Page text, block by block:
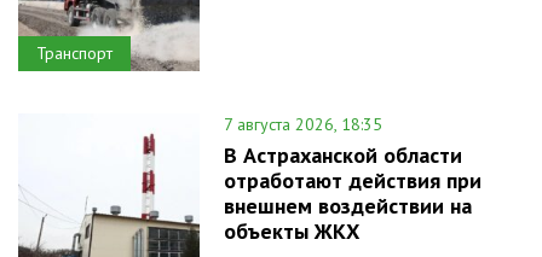
Транспорт
7 августа 2026, 18:35
В Астраханской области
отработают действия при
внешнем воздействии на
объекты ЖКХ